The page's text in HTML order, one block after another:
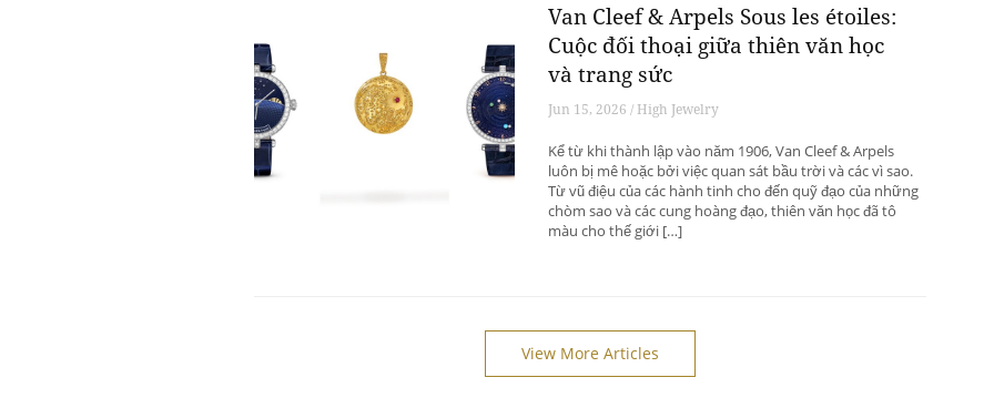
Van Cleef & Arpels Sous les étoiles:
Cuộc đối thoại giữa thiên văn học
và trang sức
Jun 15, 2026 / High Jewelry
Kể từ khi thành lập vào năm 1906, Van Cleef & Arpels
luôn bị mê hoặc bởi việc quan sát bầu trời và các vì sao.
Từ vũ điệu của các hành tinh cho đến quỹ đạo của những
chòm sao và các cung hoàng đạo, thiên văn học đã tô
màu cho thế giới […]
View More Articles